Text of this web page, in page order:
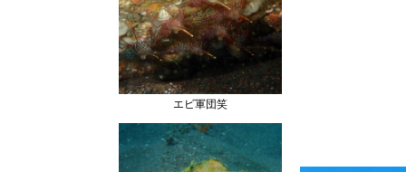
エビ軍団笑